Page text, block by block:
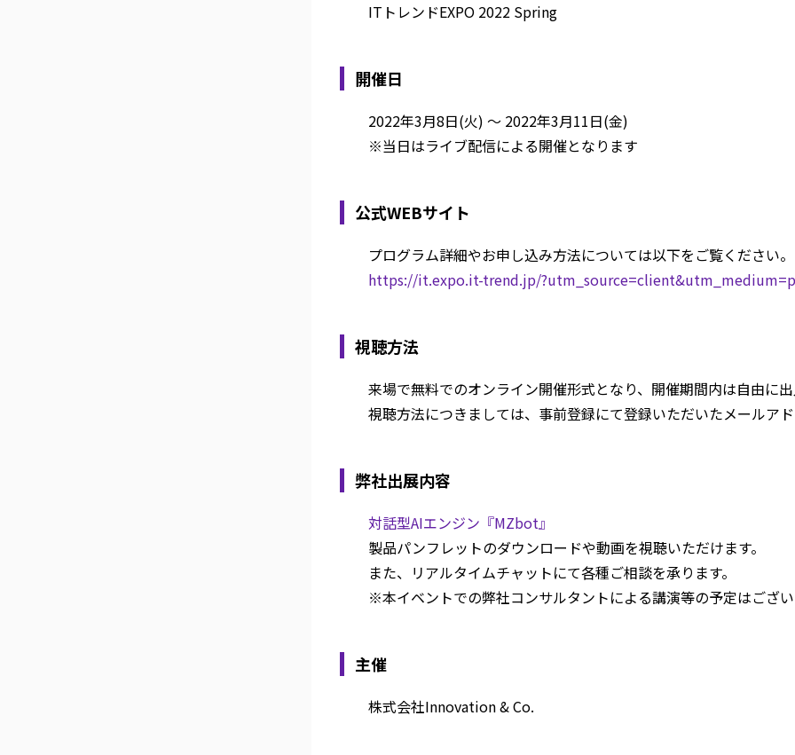
ITトレンドEXPO 2022 Spring
開催日
2022年3月8日(火) ～ 2022年3月11日(金)
※当日はライブ配信による開催となります
公式WEBサイト
プログラム詳細やお申し込み方法については以下をご覧ください。
https://it.expo.it-trend.jp/
視聴方法
来場で無料でのオンライン開催形式となり、開催期間内は自由に
視聴方法につきましては、事前登録にて登録いただいたメールア
弊社出展内容
対話型AIエンジン『MZbot』
製品パンフレットのダウンロードや動画を視聴いただけます。
また、リアルタイムチャットにて各種ご相談を承ります。
※本イベントでの弊社コンサルタントによる講演等の予定はござ
主催
株式会社Innovation & Co.